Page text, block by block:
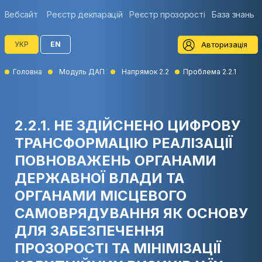
Вебсайт Реєстр декларацій Реєстр прозорості База знань
УКР EN Авторизація
Головна Модуль ДАП Напрямок 2.2 Проблема 2.2.1
2.2.1. НЕ ЗДІЙСНЕНО ЦИФРОВУ
ТРАНСФОРМАЦІЮ РЕАЛІЗАЦІЇ
ПОВНОВАЖЕНЬ ОРГАНАМИ
ДЕРЖАВНОЇ ВЛАДИ ТА
ОРГАНАМИ МІСЦЕВОГО
САМОВРЯДУВАННЯ ЯК ОСНОВУ
ДЛЯ ЗАБЕЗПЕЧЕННЯ
ПРОЗОРОСТІ ТА МІНІМІЗАЦІЇ